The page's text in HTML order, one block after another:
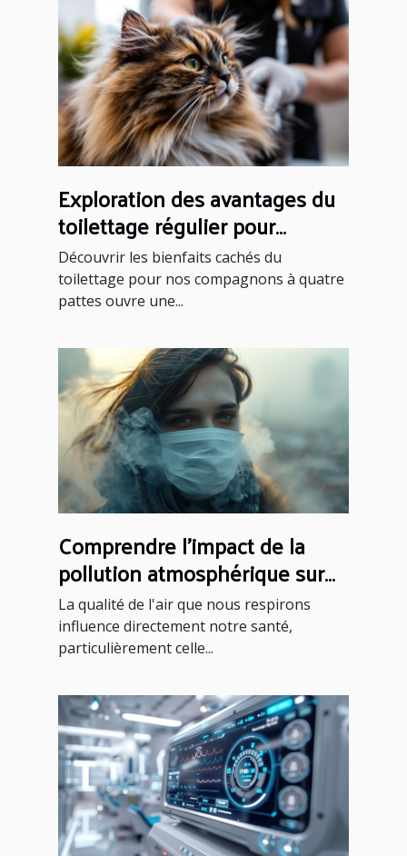
Exploration des avantages du
toilettage régulier pour
animaux domestiques
Découvrir les bienfaits cachés du
toilettage pour nos compagnons à quatre
pattes ouvre une...
Comprendre l'impact de la
pollution atmosphérique sur
les maladies respiratoires
stratégies de prévention
efficaces
La qualité de l'air que nous respirons
influence directement notre santé,
particulièrement celle...